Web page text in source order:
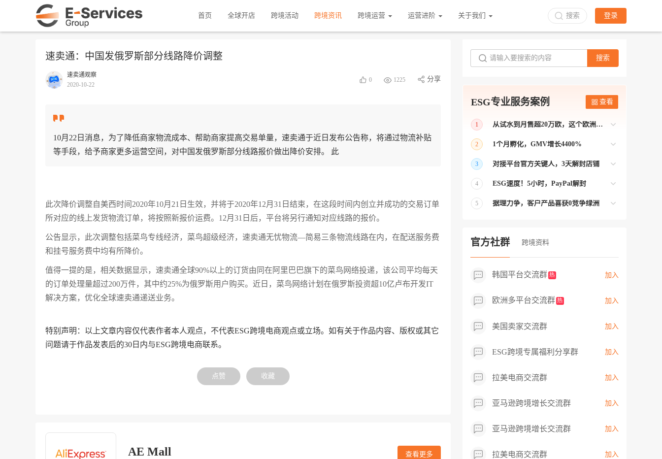
首页 全球开店 跨境活动 跨境资讯 跨境运营 运营进阶 关于我们 搜索 登录
速卖通：中国发俄罗斯部分线路降价调整
速卖通观察
2020-10-22
0 1225 分享
10月22日消息，为了降低商家物流成本、帮助商家提高交易单量，速卖通于近日发布公告称，将通过物流补贴
等手段，给予商家更多运营空间，对中国发俄罗斯部分线路报价做出降价安排。 此
此次降价调整自美西时间2020年10月21日生效，并将于2020年12月31日结束，在这段时间内创立并成功的交易订单
所对应的线上发货物流订单，将按照新报价运费。12月31日后，平台将另行通知对应线路的报价。
公告显示，此次调整包括菜鸟专线经济，菜鸟超级经济，速卖通无忧物流—简易三条物流线路在内，在配送服务费
和挂号服务费中均有所降价。
值得一提的是，相关数据显示，速卖通全球90%以上的订货由同在阿里巴巴旗下的菜鸟网络投递，该公司平均每天
的订单处理量超过200万件，其中约25%为俄罗斯用户购买。近日，菜鸟网络计划在俄罗斯投资超10亿卢布开发IT
解决方案，优化全球速卖通递送业务。
特别声明：以上文章内容仅代表作者本人观点，不代表ESG跨境电商观点或立场。如有关于作品内容、版权或其它
问题请于作品发表后的30日内与ESG跨境电商联系。
点赞 收藏
AE Mall 查看更多
搜索
ESG专业服务案例 查看
1
从试水到月售超20万欧，这个欧洲本土平台被低估了
2
1个月孵化，GMV增长4400%
业】 >> Gmarket卖家店铺经过ESG跨境客
3
对接平台官方关键人，3天解封店铺
跨境帮我解决了韩国平台店铺异常问题
4
ESG速度！5小时，PayPal解封
ESG拥有Paypal支付和Onbuy平台双绿通道
5
据理力争，客户产品喜获0竞争绿洲
取机会，卖家成功上架市场热卖而平台稀
缺产品，拓展了西班牙新商机！
官方社群 跨境资料
韩国平台交流群 热 加入
欧洲多平台交流群 热 加入
美国卖家交流群 加入
ESG跨境专属福利分享群 加入
拉美电商交流群 加入
亚马逊跨境增长交流群 加入
亚马逊跨境增长交流群 加入
拉美电商交流群 加入